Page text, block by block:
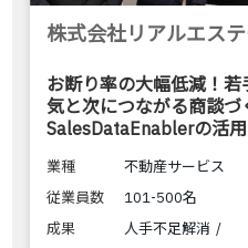
株式会社リアルエス
お断り率の大幅低減！若
気と次につながる商談づ
SalesDataEnablerの活用
業種
不動産サービス
従業員数
101-500名
成果
人手不足解消